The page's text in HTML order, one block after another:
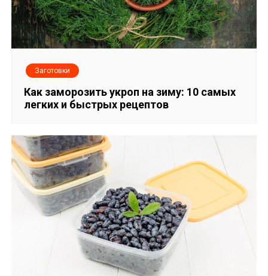
Заготовки
Как заморозить укроп на зиму: 10 самых
легких и быстрых рецептов